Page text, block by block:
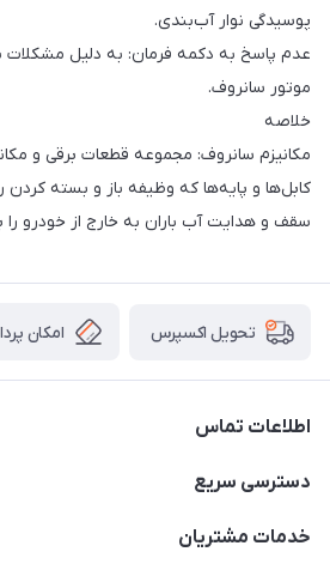
پوسیدگی نوار آب‌بندی.
عدم پاسخ به دکمه فرمان: به دلیل مشکلات
موتور سانروف.
خلاصه
مکانیزم سانروف: مجموعه قطعات برقی و
کابل‌ها و پایه‌ها که وظیفه باز و بسته
سقف و هدایت آب باران به خارج از خودرو را
تحویل اکسپرس امکان
اطلاعات تماس
09021000855
دسترسی سریع
حساب کاربری
خدمات مشتریان